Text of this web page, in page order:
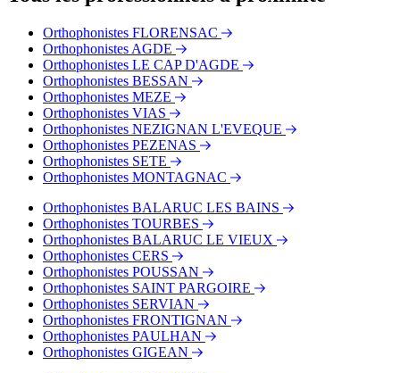
Bus - Garrigues
Bus - Place de la République
Orthophonistes FLORENSAC
Orthophonistes AGDE
Orthophonistes LE CAP D'AGDE
Orthophonistes BESSAN
Orthophonistes MEZE
Orthophonistes VIAS
Orthophonistes NEZIGNAN L'EVEQUE
Orthophonistes PEZENAS
Orthophonistes SETE
Orthophonistes MONTAGNAC
Orthophonistes BALARUC LES BAINS
Orthophonistes TOURBES
Orthophonistes BALARUC LE VIEUX
Orthophonistes CERS
Orthophonistes POUSSAN
Orthophonistes SAINT PARGOIRE
Orthophonistes SERVIAN
Orthophonistes FRONTIGNAN
Orthophonistes PAULHAN
Orthophonistes GIGEAN